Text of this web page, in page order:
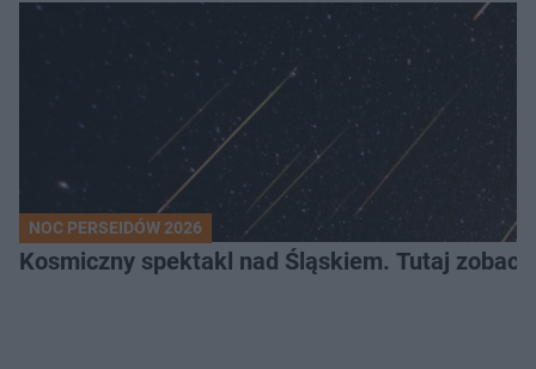
NOC PERSEIDÓW 2026
Kosmiczny spektakl nad Śląskiem. Tutaj